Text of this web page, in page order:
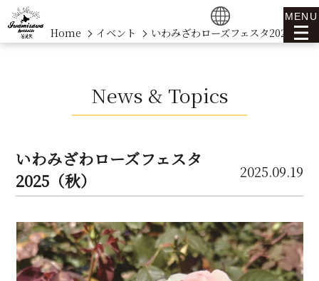
MENU
Home イベント いわみざわローズフェスタ2025（秋
News & Topics
2025.09.19
いわみざわローズフェスタ
2025（秋）